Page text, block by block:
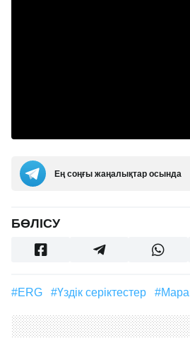
Ең соңғы жаңалықтар осында
БӨЛІСУ
#ERG #үздік серіктестер